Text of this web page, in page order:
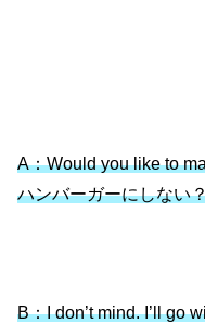
A：Would you like to
ハンバーガーにしない
B：I don’t mind. I’ll go